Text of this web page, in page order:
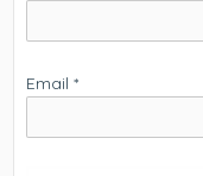
Email*